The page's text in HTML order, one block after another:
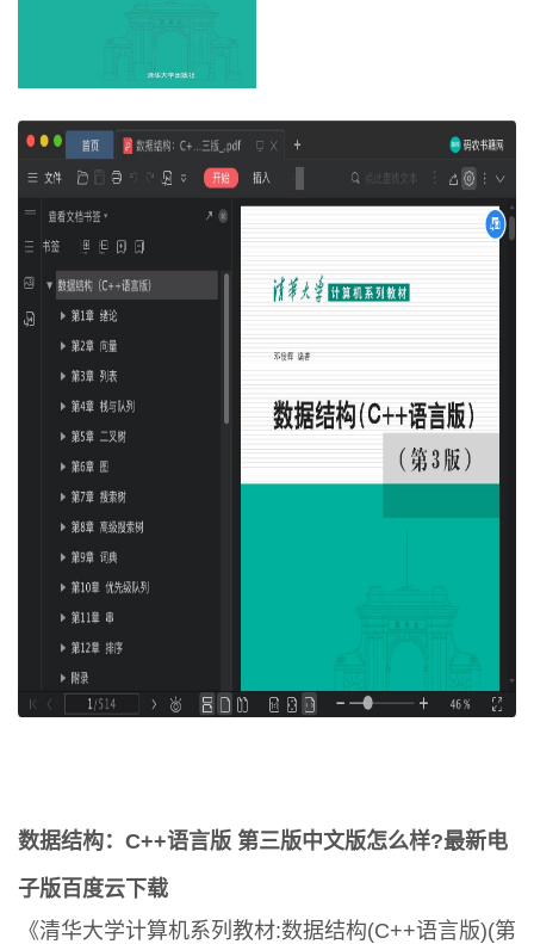
数据结构：C++语言版 第三版中文版怎么样?最新电
子版百度云下载
《清华大学计算机系列教材:数据结构(C++语言版)(第